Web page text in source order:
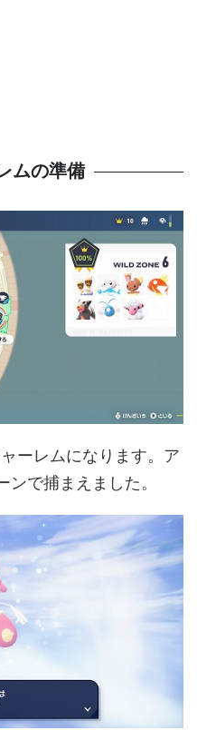
ムの準備
ーレムになります。ア
で捕まえました。